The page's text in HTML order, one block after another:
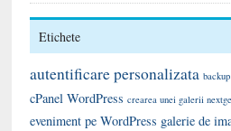
Etichete
autentificare personalizata
cPanel WordPress crearea unei galerii
eveniment pe WordPress galerie de